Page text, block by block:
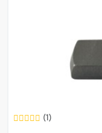
(1)